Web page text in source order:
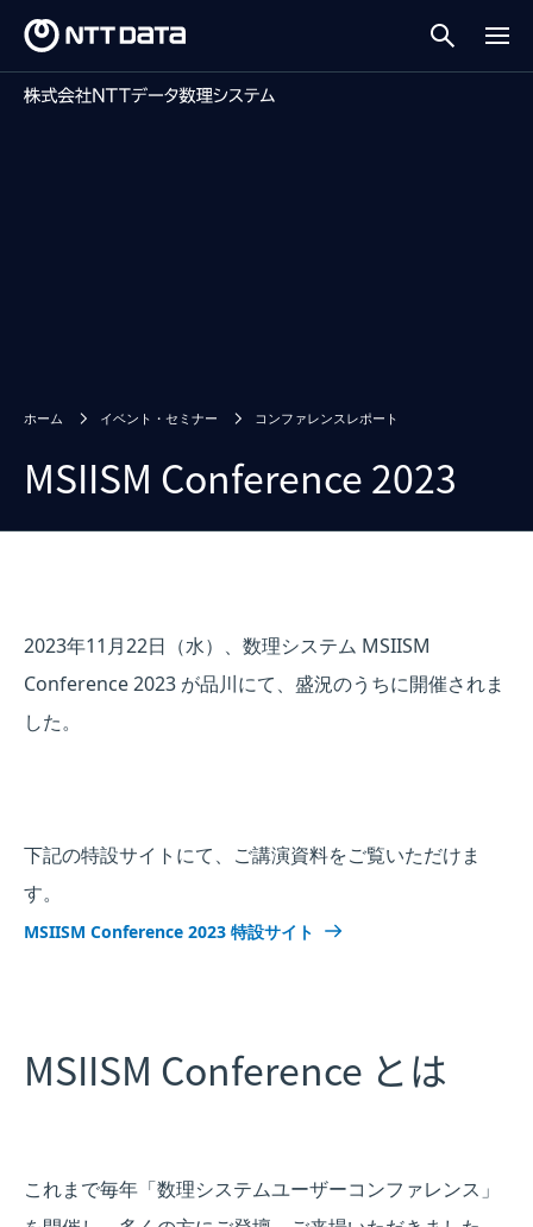
ホーム イベント・セミナー コンファレンスレポート
MSIISM Conference 2023
2023年11月22日（水）、数理システム MSIISM
Conference 2023 が品川にて、盛況のうちに開催されま
した。
下記の特設サイトにて、ご講演資料をご覧いただけま
す。
MSIISM Conference 2023 特設サイト
MSIISM Conference とは
これまで毎年「数理システムユーザーコンファレンス」